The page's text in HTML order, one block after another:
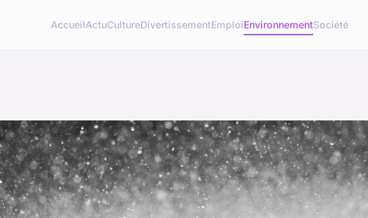
AccueilActuCultureDivertissementEmploiEnvironnementSociété